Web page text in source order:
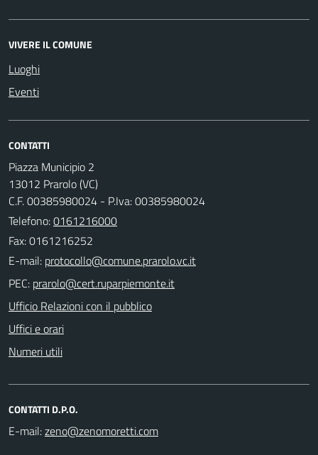
VIVERE IL COMUNE
Luoghi
Eventi
CONTATTI
Piazza Municipio 2
13012 Prarolo (VC)
C.F. 00385980024 - P.Iva: 00385980024
Telefono:0161216000
Fax: 0161216252
E-mail:
PEC:
Ufficio Relazioni con il pubblico
Uffici e orari
Numeri utili
CONTATTI D.P.O.
E-mail: